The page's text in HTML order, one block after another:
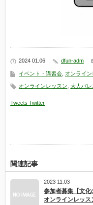
2024 01.06 dfun-adm
イベント・講習会 オンライ
オンラインレッスン 大人バレ
Tweets Twitter
関連記事
2023 11.03
参加者募集【文
オンラインレッス